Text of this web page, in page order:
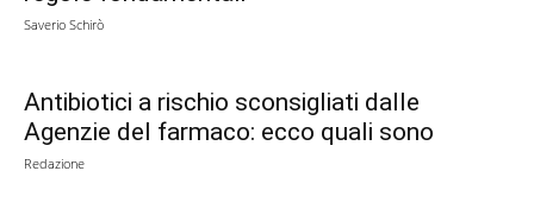
Saverio Schirò
Antibiotici a rischio sconsigliati dalle
Agenzie del farmaco: ecco quali sono
Redazione